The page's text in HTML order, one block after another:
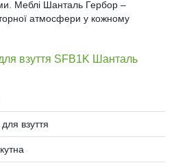
Меблі Шанталь Гербор –
атмосфери у кожному
взуття SFB1K Шанталь
взуття